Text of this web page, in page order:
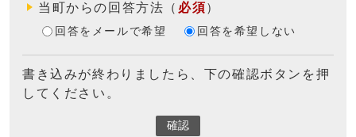
当町からの回答方法 （ 必須）
回答をメールで希望 回答を希望しない
書き込みが終わりましたら、下の確認ボタンを押
してください。
確認